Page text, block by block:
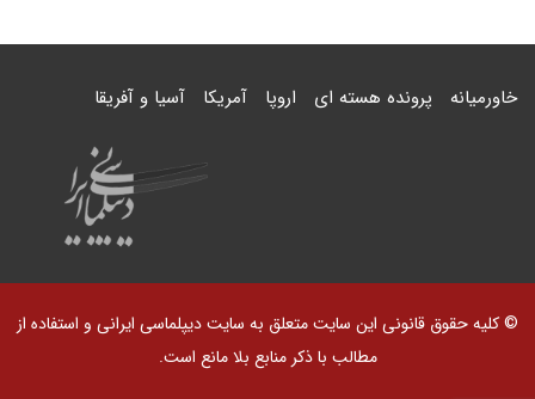
خاورمیانه پرونده هسته ای اروپا آمریکا آسیا و آفریقا
© کلیه حقوق قانونی این سایت متعلق به سایت دیپلماسی ایرانی و استفاده از
مطالب با ذکر منابع بلا مانع است.